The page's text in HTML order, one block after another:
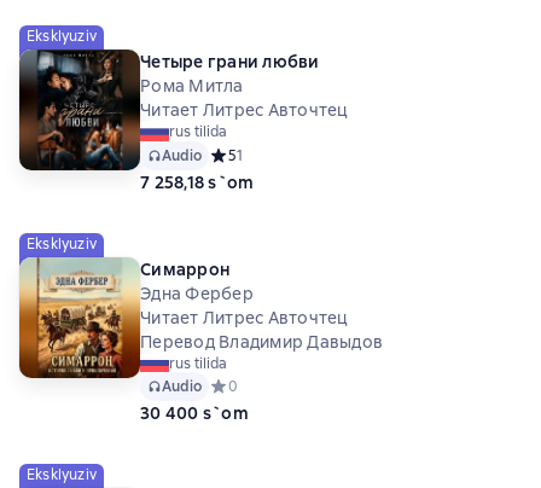
Eksklyuziv
Четыре грани любви
Рома Митла
Читает Литрес Авточтец
rus tilida
Audio Средний рейтинг 5 на основе 1 оценок
51
7 258,18 s`om
Eksklyuziv
Симаррон
Эдна Фербер
Читает Литрес Авточтец
Перевод Владимир Давыдов
rus tilida
Audio Средний рейтинг 0 на основе 0 оценок
0
30 400 s`om
Eksklyuziv